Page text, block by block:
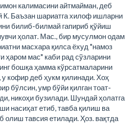
калимасини айтмайман, деб
К. Баъзан шариатга хилоф ишларни
билиб-билмай гапириб қўйиш
ҳолат. Мас., бир мусулмон одам
масхара қилса ёхуд "намоз
ҳаром мас" каби рад сўзларини
бошқа ҳамма кўрсатмаларини
кофир деб ҳукм қилинади. Хоҳ
бўлсин, умр бўйи қилган тоат-
никоҳи бузилади. Шундай ҳолатга
насиҳат етиб, тавба қилиш ва
олиш тавсия етилади. Ҳоз. вақтда